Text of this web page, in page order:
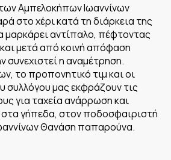
Αμπελοκήπων Ιωαννίνων
στο χέρι κατά τη διάρκεια της
αντίπαλο, πέφτοντας
μετά από κοινή απόφαση
συνεχιστεί η αναμέτρηση.
το προπονητικό τιμ και οι
συλλόγου μας εκφράζουν τις
για ταχεία ανάρρωση και
γήπεδα, στον ποδοσφαιριστή
Θανάση παπαρούνα.